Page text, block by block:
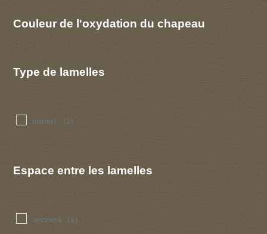
Couleur de l'oxydation du chapeau
Type de lamelles
normal (2)
Espace entre les lamelles
serrees (2)